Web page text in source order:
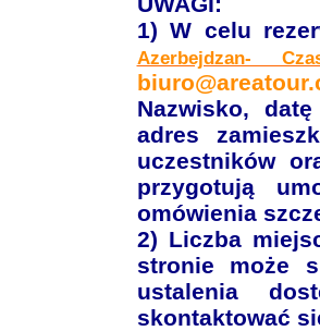
1) W celu
Azerbejdzan-
Nazwisko, datę
adres
uczestników
przygotują
omówienia
2) Liczba
stronie może
ustalenia
skontaktować